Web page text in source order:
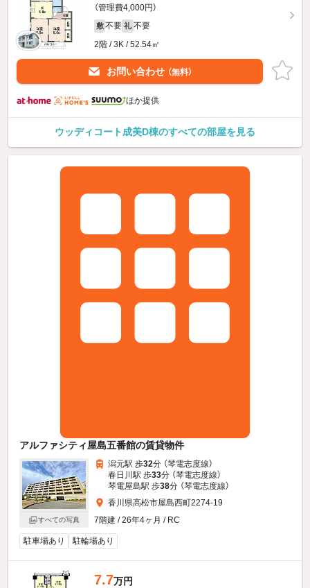
（管理費4,000円）
敷 不要 礼 不要
2階 / 3K / 52.54㎡
お問い合わせ （無料）
ほか提供
ウッディコート成美D棟のすべての部屋を見る
アルファシティ屋島五番館の賃貸物件
すべての写真
潟元駅 歩32分 （琴電志度線）
春日川駅 歩33分 （琴電志度線）
琴電屋島駅 歩38分 （琴電志度線）
香川県高松市屋島西町2274-19
7階建 / 26年4ヶ月 / RC
駐車場あり 駐輪場あり
7.7万円